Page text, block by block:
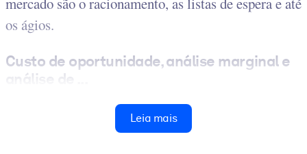
os ágios.
Custo de oportunidade, análise marginal e
análise de ...
Leia mais